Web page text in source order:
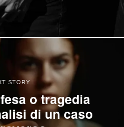
STORY
o tragedia
di un caso